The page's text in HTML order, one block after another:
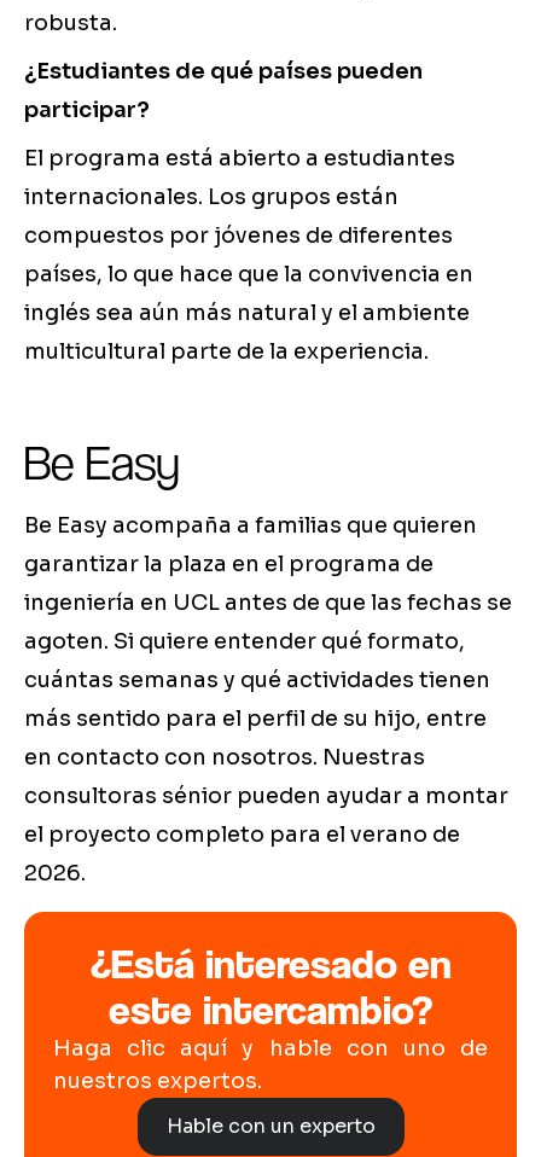
robusta.
¿Estudiantes de qué países pueden
participar?
El programa está abierto a estudiantes
internacionales. Los grupos están
compuestos por jóvenes de diferentes
países, lo que hace que la convivencia en
inglés sea aún más natural y el ambiente
multicultural parte de la experiencia.
Be Easy
Be Easy acompaña a familias que quieren
garantizar la plaza en el programa de
ingeniería en UCL antes de que las fechas se
agoten. Si quiere entender qué formato,
cuántas semanas y qué actividades tienen
más sentido para el perfil de su hijo, entre
en contacto con nosotros. Nuestras
consultoras sénior pueden ayudar a montar
el proyecto completo para el verano de
2026.
¿Está interesado en
este intercambio?
Haga clic aquí y hable con uno de
nuestros expertos.
Hable con un experto